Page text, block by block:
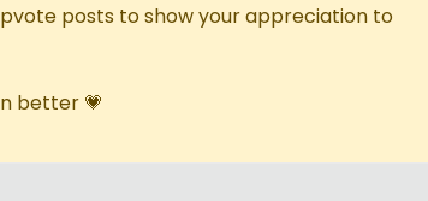
posts to show your appreciation to
better 💗